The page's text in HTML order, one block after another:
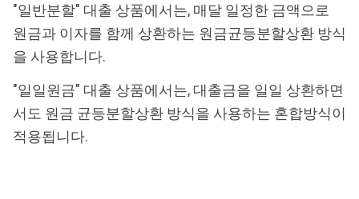
"일반분할" 대출 상품에서는, 매달 일정한 금액으로
원금과 이자를 함께 상환하는 원금균등분할상환 방식
을 사용합니다.
"일일원금" 대출 상품에서는, 대출금을 일일 상환하면
서도 원금 균등분할상환 방식을 사용하는 혼합방식이
적용됩니다.